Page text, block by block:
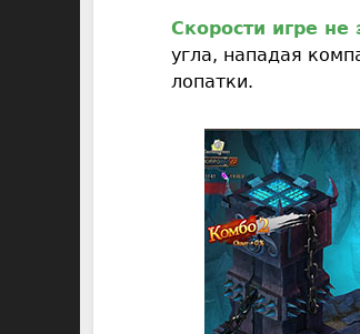
Скорости игре не
угла, нападая
лопатки.